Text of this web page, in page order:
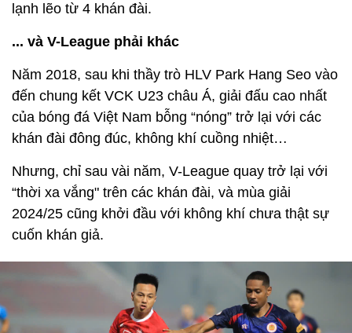
lạnh lẽo từ 4 khán đài.
... và V-League phải khác
Năm 2018, sau khi thầy trò HLV Park Hang Seo vào
đến chung kết VCK U23 châu Á, giải đấu cao nhất
của bóng đá Việt Nam bỗng “nóng” trở lại với các
khán đài đông đúc, không khí cuồng nhiệt…
Nhưng, chỉ sau vài năm, V-League quay trở lại với
“thời xa vắng" trên các khán đài, và mùa giải
2024/25 cũng khởi đầu với không khí chưa thật sự
cuốn khán giả.